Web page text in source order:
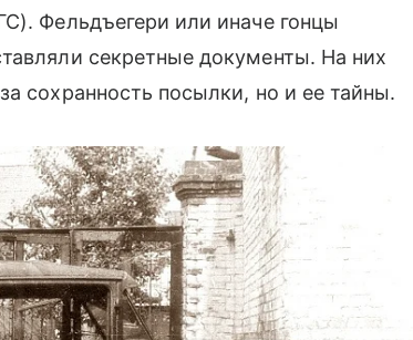
Фельдъегери или иначе гонцы
секретные документы. На них
сохранность посылки, но и ее тайны.